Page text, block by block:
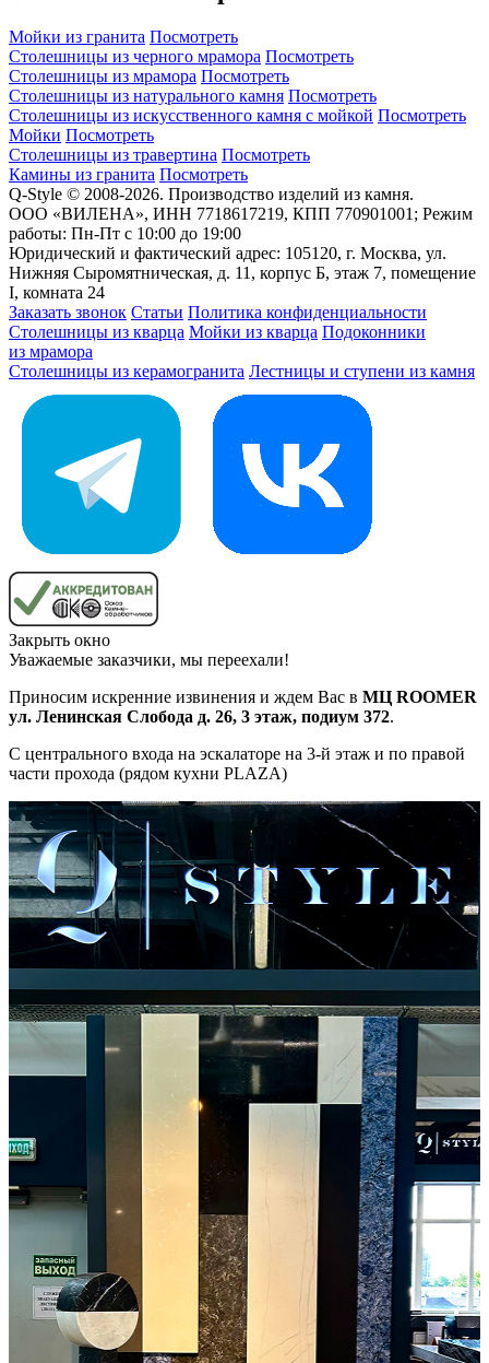
Мойки из гранита Посмотреть
Столешницы из черного мрамора Посмотреть
Столешницы из мрамора Посмотреть
Столешницы из натурального камня Посмотреть
Столешницы из искусственного камня с мойкой Посмотреть
Мойки Посмотреть
Столешницы из травертина Посмотреть
Камины из гранита Посмотреть
Q-Style © 2008-2026. Производство изделий из камня.
ООО «ВИЛЕНА», ИНН 7718617219, КПП 770901001; Режим
работы: Пн-Пт с 10:00 до 19:00
Юридический и фактический адрес: 105120, г. Москва, ул.
Нижняя Сыромятническая, д. 11, корпус Б, этаж 7, помещение
I, комната 24
Заказать звонок Статьи Политика конфиденциальности
Столешницы из кварца Мойки из кварца Подоконники
из мрамора
Столешницы из керамогранита Лестницы и ступени из камня
Закрыть окно
Уважаемые заказчики, мы переехали!
Приносим искренние извинения и ждем Вас в МЦ ROOMER
ул. Ленинская Слобода д. 26, 3 этаж, подиум 372.
С центрального входа на эскалаторе на 3-й этаж и по правой
части прохода (рядом кухни PLAZA)